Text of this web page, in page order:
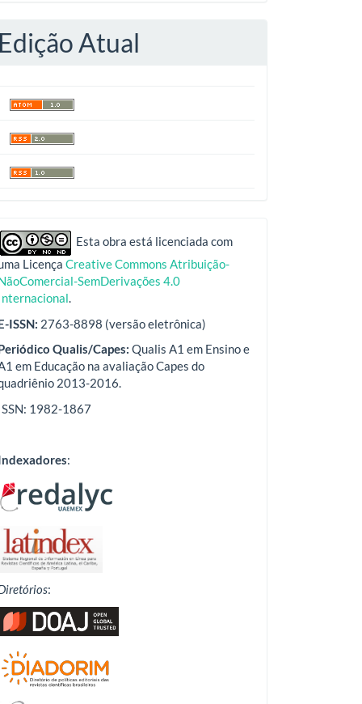
Edição Atual
indexadoresEsta obra está licenciada com
Licença Creative Commons Atribuição-
SemDerivações 4.0
.
ISSN: 2763-8898 (versão eletrônica)
Qualis/Capes: Qualis A1 em Ensino e
em Educação na avaliação Capes do
2013-2016.
1982-1867
:
: